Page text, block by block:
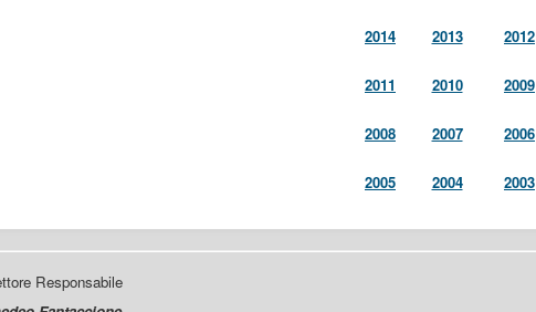
2014 2013 2012
2011 2010 2009
2008 2007 2006
2005 2004 2003
Responsabile